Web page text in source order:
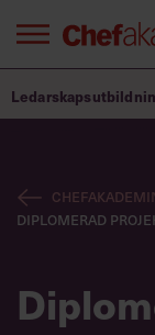
Bra
Diplomerad